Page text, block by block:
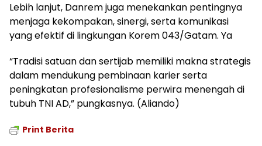
Lebih lanjut, Danrem juga menekankan pentingnya
menjaga kekompakan, sinergi, serta komunikasi
yang efektif di lingkungan Korem 043/Gatam. Ya
“Tradisi satuan dan sertijab memiliki makna strategis
dalam mendukung pembinaan karier serta
peningkatan profesionalisme perwira menengah di
tubuh TNI AD,” pungkasnya. (Aliando)
Print Berita